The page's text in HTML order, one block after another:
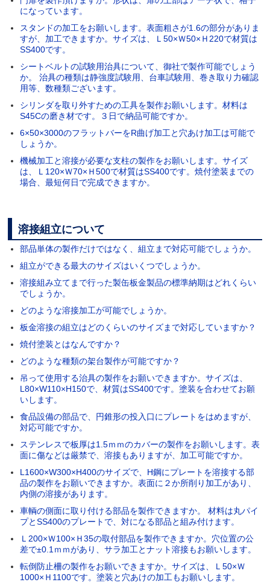
になっています。
スタンドの加工をお願いします。表面粗さが1.6の部分がありま
すが、加工できますか。サイズは、Ｌ50×Ｗ50×Ｈ220で材質は
SS400です。
シートベルトの試験用治具について、御社で製作可能でしょう
か。 治具の種類は静強度試験用、台車試験用、巻き取り力確認
用等、数種類ございます。
シリンダを取り外すための工具を製作お願いします。材料は
S45Cの磨き材です。３日で納品可能ですか。
6×50×3000のフラットバーをR曲げ加工と穴あけ加工は可能で
しょうか。
機械加工と溶接が必要な支柱の製作をお願いします。サイズ
は、Ｌ120×Ｗ70×Ｈ500で材質はSS400です。焼付塗装までの
場合、最短何日で完成できますか。
溶接組立について
部品単体の製作だけではなく、組立まで対応可能でしょうか。
組立ができる最大のサイズはいくつでしょうか。
溶接組み立てまで行った製缶板金製品の標準納期はどれくらい
でしょうか。
どのような溶接加工が可能でしょうか。
板金溶接の組立はどのくらいのサイズまで対応していますか？
焼付塗装とはなんですか？
どのような種類の架台製作が可能ですか？
吊って使用する治具の製作をお願いできますか。サイズは、
L80×W110×H150で、材質はSS400です。塗装を合わせてお願
いします。
食品設備の部品で、円錐形の投入口にプレートをはめますが、
対応可能ですか。
ステンレスで板厚は1.5ｍｍのカバーの製作をお願いします。表
面に傷などは厳禁で、溶接もありますが、加工可能ですか。
L1600×W300×H400のサイズで、H鋼にプレートを溶接する部
品の製作をお願いできますか。表面に２か所削り加工があり、
内側の溶接があります。
車輌の側面に取り付ける部品を製作できますか。 材料は丸パイ
プとSS400のプレートで、対になる部品と組み付けます。
Ｌ200×Ｗ100×Ｈ35の取付部品を製作できますか。穴位置の公
差で±0.1ｍｍがあり、サラ加工とナット溶接もお願いします。
転倒防止柵の製作をお願いできますか。サイズは、Ｌ50×Ｗ
1000×Ｈ1100です。塗装と穴あけの加工もお願いします。